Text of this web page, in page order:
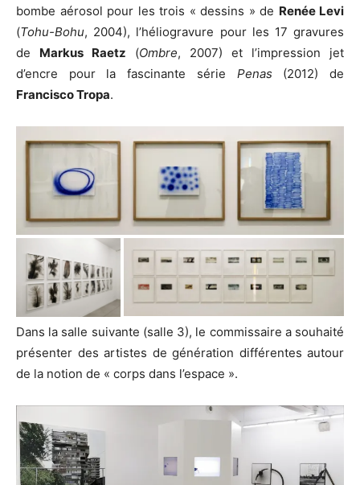
bombe aérosol pour les trois « dessins » de Renée Levi
(Tohu-Bohu, 2004), l’héliogravure pour les 17 gravures
de Markus Raetz (Ombre, 2007) et l’impression jet
d’encre pour la fascinante série Penas (2012) de
Francisco Tropa.
Dans la salle suivante (salle 3), le commissaire a souhaité
présenter des artistes de génération différentes autour
de la notion de « corps dans l’espace ».